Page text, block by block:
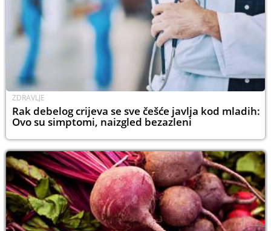
ZDRAVLJE
Rak debelog crijeva se sve češće javlja kod mladih:
Ovo su simptomi, naizgled bezazleni